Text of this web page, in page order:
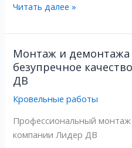
Читать далее »
Монтаж и демонтажа
безупречное
ДВ
Кровельные работы
Профессиональный
компании Лидер ДВ
Монтаж
и
демонтажа
аэратора:
качество
от
Монтаж
и
демонтажа
аэратора:
качество
от